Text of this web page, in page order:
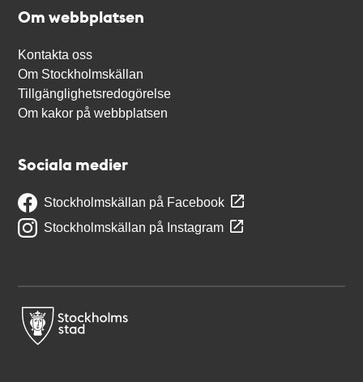
Om webbplatsen
Kontakta oss
Om Stockholmskällan
Tillgänglighetsredogörelse
Om kakor på webbplatsen
Sociala medier
Stockholmskällan på Facebook
Stockholmskällan på Instagram